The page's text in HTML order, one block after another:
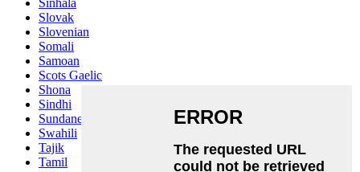
Slovak
Slovenian
Somali
Samoan
Scots Gaelic
Shona
Sindhi
Sundanese
Swahili
Tajik
Tamil